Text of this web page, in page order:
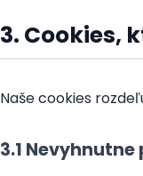
3. Cookies,
Naše cookies
3.1